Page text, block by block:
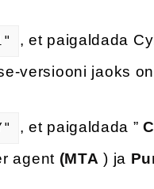
, et paigaldada
versiooni jaoks
, et paigaldada ”
agent (MTA ) ja